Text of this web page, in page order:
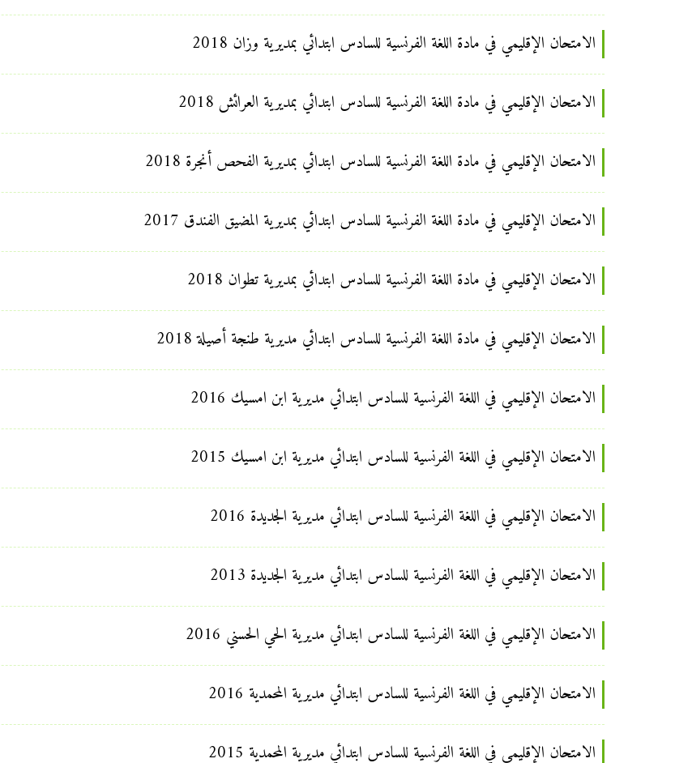
الامتحان الإقليمي في مادة اللغة الفرنسية للسادس ابتدائي بمديرية وزان 2018
الامتحان الإقليمي في مادة اللغة الفرنسية للسادس ابتدائي بمديرية العرائش 2018
الامتحان الإقليمي في مادة اللغة الفرنسية للسادس ابتدائي بمديرية الفحص أنجرة 2018
الامتحان الإقليمي في مادة اللغة الفرنسية للسادس ابتدائي بمديرية المضيق الفندق 2017
الامتحان الإقليمي في مادة اللغة الفرنسية للسادس ابتدائي بمديرية تطوان 2018
الامتحان الإقليمي في مادة اللغة الفرنسية للسادس ابتدائي مديرية طنجة أصيلة 2018
الامتحان الإقليمي في اللغة الفرنسية للسادس ابتدائي مديرية ابن امسيك 2016
الامتحان الإقليمي في اللغة الفرنسية للسادس ابتدائي مديرية ابن امسيك 2015
الامتحان الإقليمي في اللغة الفرنسية للسادس ابتدائي مديرية الجديدة 2016
الامتحان الإقليمي في اللغة الفرنسية للسادس ابتدائي مديرية الجديدة 2013
الامتحان الإقليمي في اللغة الفرنسية للسادس ابتدائي مديرية الحي الحسني 2016
الامتحان الإقليمي في اللغة الفرنسية للسادس ابتدائي مديرية المحمدية 2016
الامتحان الإقليمي في اللغة الفرنسية للسادس ابتدائي مديرية المحمدية 2015